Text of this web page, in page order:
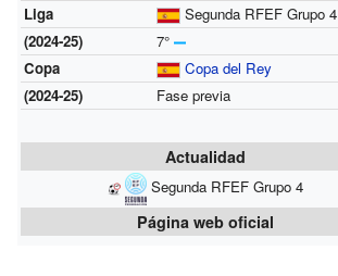
Liga
Segunda RFEF Grupo 4
(2024-25)
7°
Copa
Copa del Rey
(2024-25)
Fase previa
Actualidad
Segunda RFEF Grupo 4
Página web oficial